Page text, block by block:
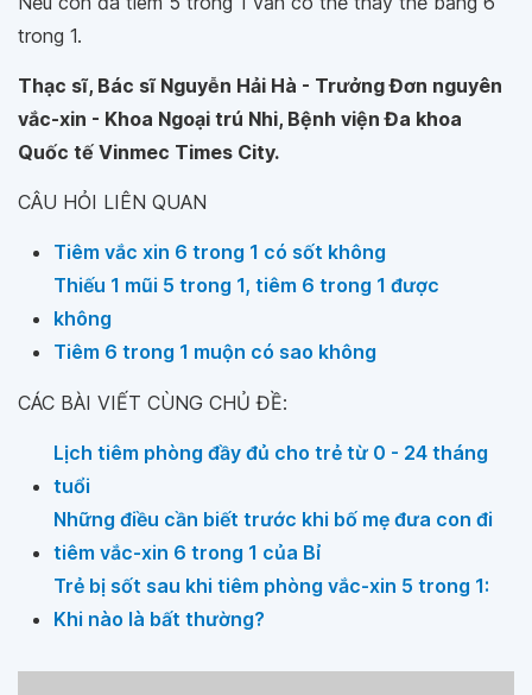
trong 1.
Thạc sĩ, Bác sĩ Nguyễn Hải Hà - Trưởng Đơn nguyên
vắc-xin - Khoa Ngoại trú Nhi, Bệnh viện Đa khoa
Quốc tế Vinmec Times City.
CÂU HỎI LIÊN QUAN
Tiêm vắc xin 6 trong 1 có sốt không
Thiếu 1 mũi 5 trong 1, tiêm 6 trong 1 được
không
Tiêm 6 trong 1 muộn có sao không
CÁC BÀI VIẾT CÙNG CHỦ ĐỀ:
Lịch tiêm phòng đầy đủ cho trẻ từ 0 - 24 tháng
tuổi
Những điều cần biết trước khi bố mẹ đưa con đi
tiêm vắc-xin 6 trong 1 của Bỉ
Trẻ bị sốt sau khi tiêm phòng vắc-xin 5 trong 1:
Khi nào là bất thường?